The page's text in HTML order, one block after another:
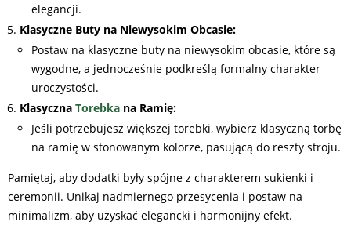
elegancji.
Klasyczne Buty na Niewysokim Obcasie:
Postaw na klasyczne buty na niewysokim obcasie, które są
wygodne, a jednocześnie podkreślą formalny charakter
uroczystości.
Klasyczna Torebka na Ramię:
Jeśli potrzebujesz większej torebki, wybierz klasyczną torbę
na ramię w stonowanym kolorze, pasującą do reszty stroju.
Pamiętaj, aby dodatki były spójne z charakterem sukienki i
ceremonii. Unikaj nadmiernego przesycenia i postaw na
minimalizm, aby uzyskać elegancki i harmonijny efekt.